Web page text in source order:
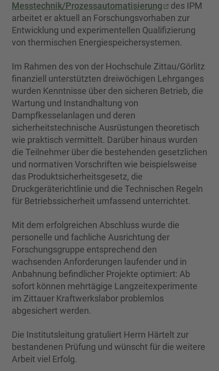
Messtechnik/Prozessautomatisierung
des IPM
arbeitet er aktuell an Forschungsvorhaben zur
Entwicklung und experimentellen Qualifizierung
von thermischen Energiespeichersystemen.
Im Rahmen des von der Hochschule Zittau/Görlitz
finanziell unterstützten dreiwöchigen Lehrganges
wurden Kenntnisse über den sicheren Betrieb, die
Wartung und Instandhaltung von
Dampfkesselanlagen und deren
sicherheitstechnische Ausrüstungen theoretisch
wie praktisch vermittelt. Darüber hinaus wurden
die Teilnehmer über die bestehenden gesetzlichen
und normativen Vorschriften wie beispielsweise
das Produktsicherheitsgesetz, die
Druckgeräterichtlinie und die Technischen Regeln
für Betriebssicherheit umfassend unterrichtet.
Mit dem erfolgreichen Abschluss wurde die
personelle und fachliche Ausrichtung der
Forschungsgruppe entsprechend den
wachsenden Anforderungen laufender und in
Anbahnung befindlicher Projekte optimiert: Ab
sofort können mehrtägige Langzeitexperimente
im Zittauer Kraftwerkslabor problemlos
abgesichert werden.
Die Institutsleitung gratuliert Herrn Härtelt zur
bestandenen Prüfung und wünscht für die weitere
Arbeit viel Erfolg.